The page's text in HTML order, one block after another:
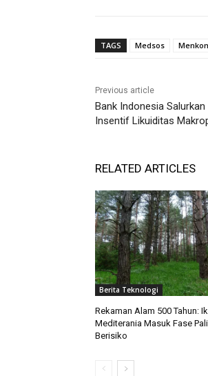
TAGS Medsos
Previous article
Bank Indonesia
Insentif Likuiditas
RELATED ARTICLES
Berita Teknologi
Rekaman Alam 500 Tahun:
Mediterania Masuk Fase
Berisiko